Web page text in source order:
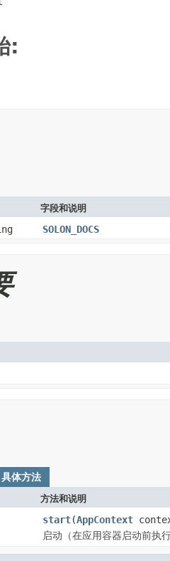
:
字段和说明
SOLON_DOCS
具体方法
方法和说明
start(AppContext
启动（在应用容器启动前执